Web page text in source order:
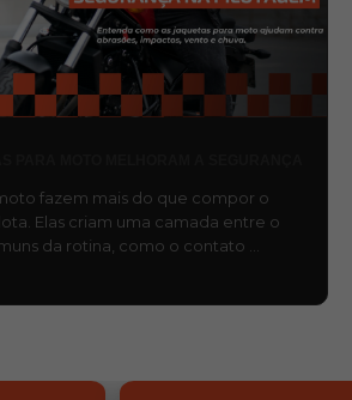
fazem mais do que compor o
Elas criam uma camada entre o
da rotina, como o contato …